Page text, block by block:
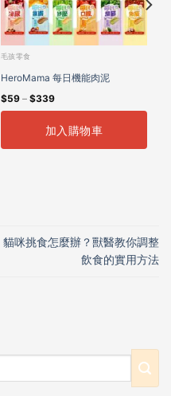
毛孩零食
HeroMama 每日機能肉泥
$59– $339
加入購物車
貓咪挑食怎麼辦？獸醫教你調整
飲食的實用方法